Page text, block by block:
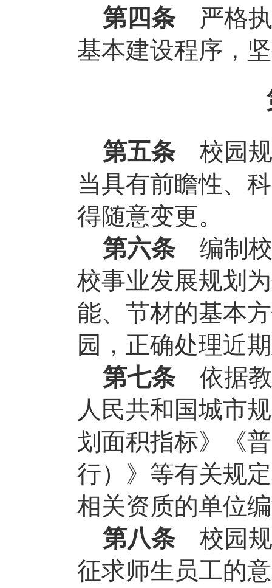
第四条 严格
基本建设程序，
第五条校园
当具有前瞻性、
得随意变更。
第六条编制
校事业发展规划
能、节材的基本
园，正确处理近
第七条依据
人民共和国城市
划面积指标》《
行）》等有关规
相关资质的单位
第八条校园
征求师生员工的